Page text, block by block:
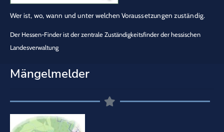
Wer ist, wo, wann und unter welchen Voraussetzungen zuständig.
Der Hessen-Finder ist der zentrale Zuständigkeitsfinder der hessischen
Landesverwaltung
Mängelmelder